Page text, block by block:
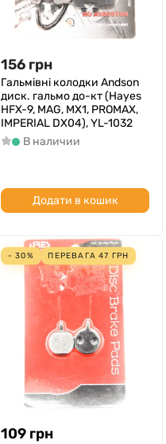
156 грн
Гальмівні колодки Andson
диск. гальмо до-кт (Hayes
HFX-9, MAG, MX1, PROMAX,
IMPERIAL DX04), YL-1032
В наличии
Додати в кошик
- 30% ПЕРЕВАГА47 ГРН
109 грн